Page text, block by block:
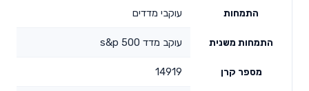
התמחות עוקבי מדדים
התמחות משנית עוקב מדד s&p 500
מספר קרן 14919